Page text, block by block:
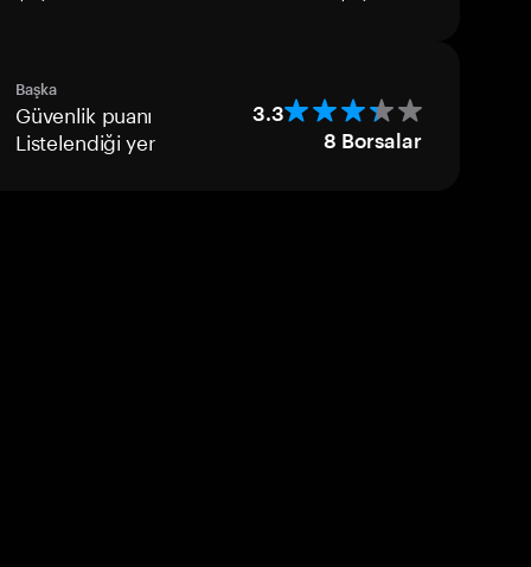
Başka
Güvenlik puanı 3.3
Listelendiği yer 8 Borsalar